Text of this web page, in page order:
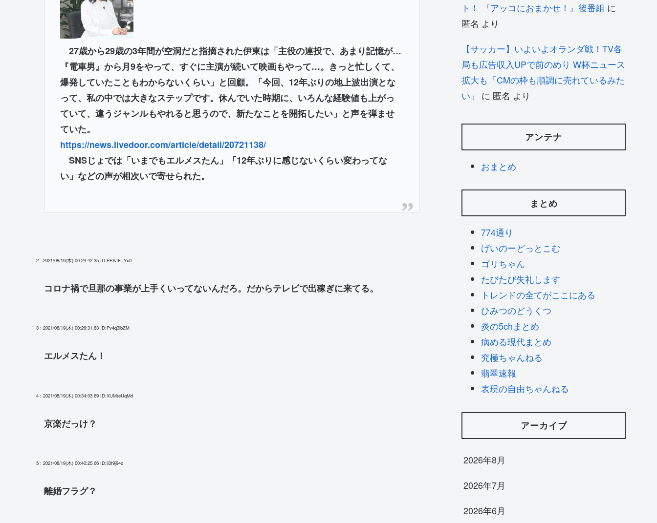
27歳から29歳の3年間が空洞だと指摘された伊東は「主役の連投で、あまり記憶が…
『電車男』から月9をやって、すぐに主演が続いて映画もやって…。きっと忙しくて、
爆発していたこともわからないくらい」と回顧。「今回、12年ぶりの地上波出演とな
って、私の中では大きなステップです。休んでいた時期に、いろんな経験値も上がっ
ていて、違うジャンルもやれると思うので、新たなことを開拓したい」と声を弾ませ
ていた。
https://news.livedoor.com/article/detail/20721138/
SNSじょでは「いまでもエルメスたん」「12年ぶりに感じないくらい変わってな
い」などの声が相次いで寄せられた。
2 : 2021/08/19(木) 00:24:42.35 ID:FFSJF+Yx0
コロナ禍で旦那の事業が上手くいってないんだろ。だからテレビで出稼ぎに来てる。
3 : 2021/08/19(木) 00:26:31.83 ID:Pv4q3lbZM
エルメスたん！
4 : 2021/08/19(木) 00:34:03.69 ID:XUMteUqMd
京楽だっけ？
5 : 2021/08/19(木) 00:40:25.66 ID:il3f9j94d
離婚フラグ？
ト！ 『アッコにおまかせ！』後番組 に
匿名 より
【サッカー】いよいよオランダ戦！TV各
局も広告収入UPで前のめり W杯ニュース
拡大も「CMの枠も順調に売れているみた
い」
に 匿名 より
アンテナ
おまとめ
まとめ
774通り
げいのーどっとこむ
ゴリちゃん
たびたび失礼します
トレンドの全てがここにある
ひみつのどうくつ
炎の5chまとめ
病める現代まとめ
究極ちゃんねる
翡翠速報
表現の自由ちゃんねる
アーカイブ
2026年8月
2026年7月
2026年6月